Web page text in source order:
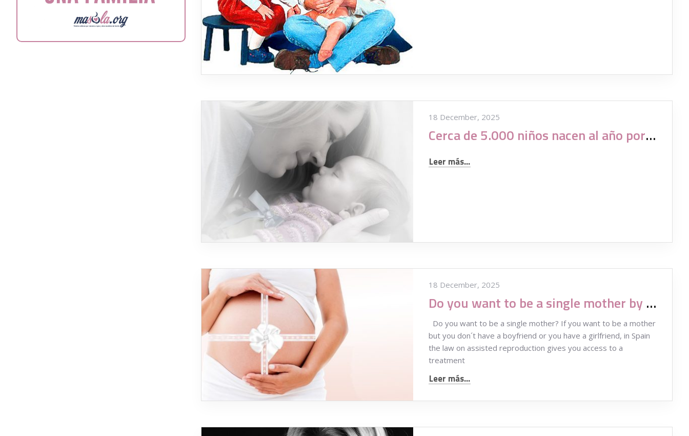
18 December, 2025
Cerca de 5.000 niños nacen al año por reproducción asistida a mujeres solteras
Leer más...
18 December, 2025
Do you want to be a single mother by choice?
Do you want to be a single mother? If you want to be a mother
but you don´t have a boyfriend or you have a girlfriend, in Spain
the law on assisted reproduction gives you access to a
treatment
Leer más...